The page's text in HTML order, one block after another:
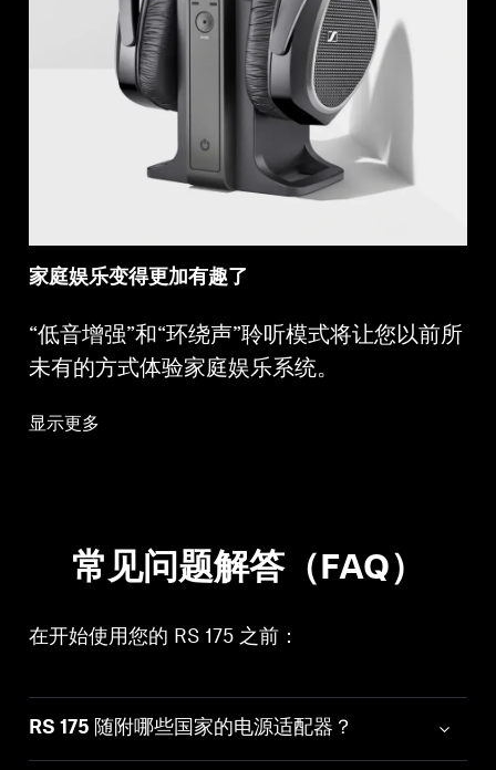
家庭娱乐变得更加有趣了
“低音增强”和“环绕声”聆听模式将让您以前所
未有的方式体验家庭娱乐系统。
显示更多
常见问题解答（FAQ）
在开始使用您的 RS 175 之前：
RS 175 随附哪些国家的电源适配器？